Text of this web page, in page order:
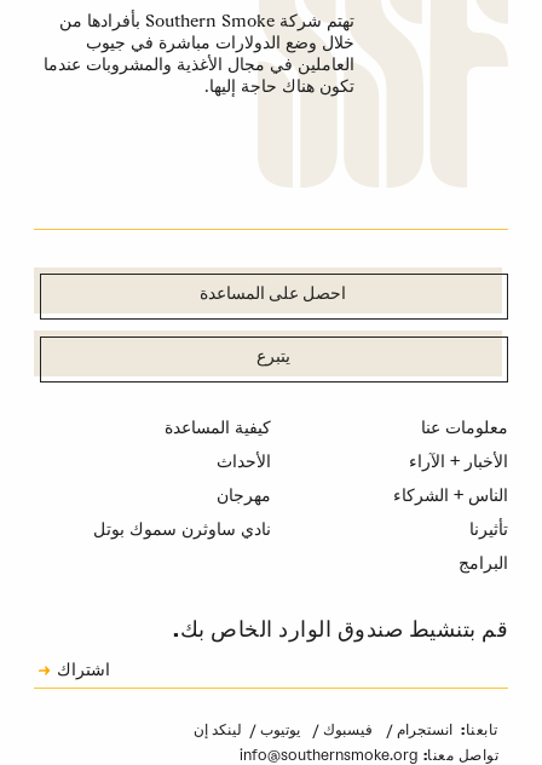
تهتم شركة Southern Smoke بأفرادها من
خلال وضع الدولارات مباشرة في جيوب
العاملين في مجال الأغذية والمشروبات عندما
تكون هناك حاجة إليها.
احصل على المساعدة
يتبرع
معلومات عنا
الأخبار + الآراء
الناس + الشركاء
تأثيرنا
البرامج
كيفية المساعدة
الأحداث
مهرجان
نادي ساوثرن سموك بوتل
قم بتنشيط صندوق الوارد الخاص بك.
الكابتشا
اشتراك
تابعنا: انستجرام فيسبوك يوتيوب لينكد إن
تواصل معنا: info@southernsmoke.org